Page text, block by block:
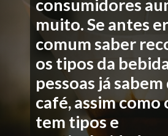
consumidores
muito. Se antes
comum saber
os tipos da
pessoas já
café, assim como
tem tipos e